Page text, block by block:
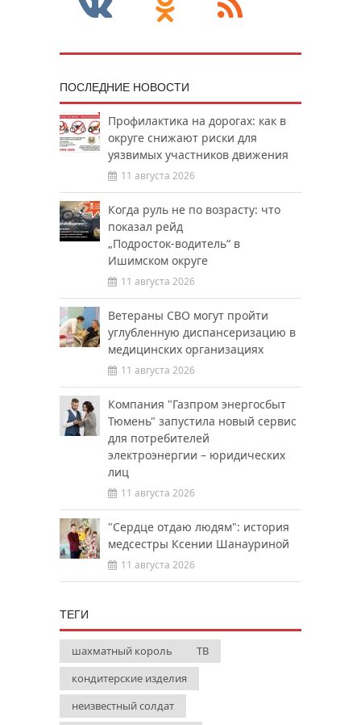
ПОСЛЕДНИЕ НОВОСТИ
Профилактика на дорогах: как в
округе снижают риски для
уязвимых участников движения
11 августа 2026
Когда руль не по возрасту: что
показал рейд
„Подросток‑водитель“ в
Ишимском округе
11 августа 2026
Ветераны СВО могут пройти
углубленную диспансеризацию в
медицинских организациях
11 августа 2026
Компания "Газпром энергосбыт
Тюмень" запустила новый сервис
для потребителей
электроэнергии – юридических
лиц
11 августа 2026
"Сердце отдаю людям": история
медсестры Ксении Шанауриной
11 августа 2026
ТЕГИ
шахматный король
ТВ
кондитерские изделия
неизвестный солдат